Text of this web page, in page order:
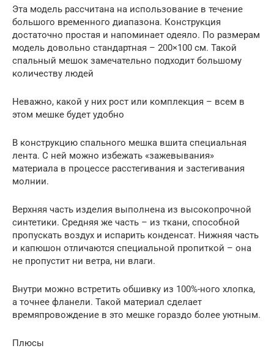
Эта модель рассчитана на использование в течение
большого временного диапазона. Конструкция
достаточно простая и напоминает одеяло. По размерам
модель довольно стандартная – 200×100 см. Такой
спальный мешок замечательно подходит большому
количеству людей
Неважно, какой у них рост или комплекция – всем в
этом мешке будет удобно
В конструкцию спального мешка вшита специальная
лента. С ней можно избежать «зажевывания»
материала в процессе расстегивания и застегивания
молнии.
Верхняя часть изделия выполнена из высокопрочной
синтетики. Средняя же часть – из ткани, способной
пропускать воздух и испарить конденсат. Нижняя часть
и капюшон отличаются специальной пропиткой – она
не пропустит ни ветра, ни влаги.
Внутри можно встретить обшивку из 100%-ного хлопка,
а точнее фланели. Такой материал сделает
времяпровождение в это мешке гораздо более уютным.
Плюсы